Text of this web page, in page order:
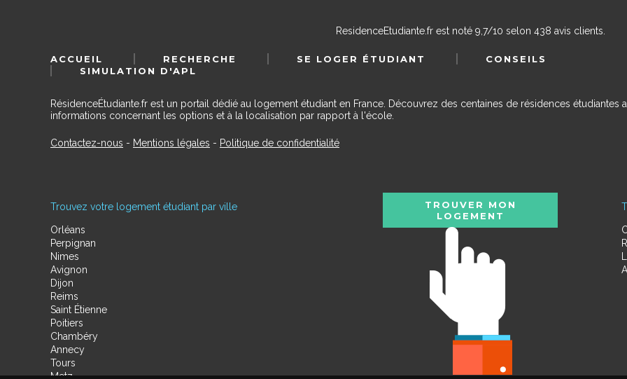
ResidenceEtudiante.frest noté 9,7/10 selon 438 avis clients.
ACCUEIL RECHERCHE SE LOGER ÉTUDIANT
CONSEILS
SIMULATION D'APL
RésidenceÉtudiante.fr est un portail dédié au logement étudiant en France. Découvrez des centaines de résidences étudiantes
informations concernant les options et à la localisation par rapport à l'école.
Contactez-nous - Mentions légales - Politique de confidentialité
Trouvez votre logement étudiant par ville
Orléans
Perpignan
Nimes
Avignon
Dijon
Reims
Saint Étienne
Poitiers
Chambéry
Annecy
Tours
Metz
TROUVER MON
LOGEMENT